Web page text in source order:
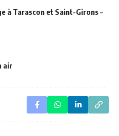
à Tarascon et Saint-Girons –
air